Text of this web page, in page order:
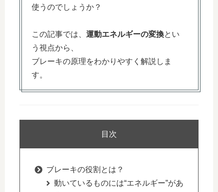
使うのでしょうか？
この記事では、 運動エネルギーの変換とい
う視点から、
ブレーキの原理をわかりやすく解説しま
す。
目次
ブレーキの役割とは？
動いているものには“エネルギー”があ